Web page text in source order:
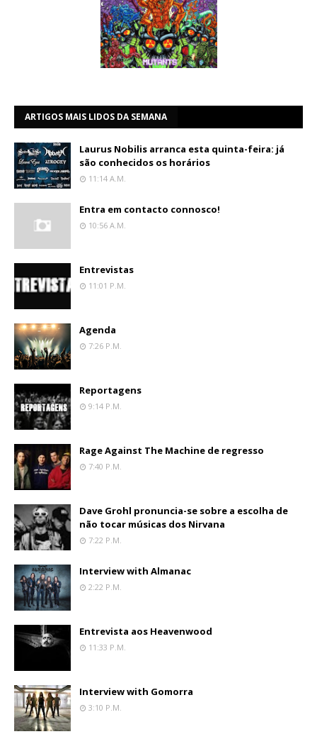
ARTIGOS MAIS LIDOS DA SEMANA
Laurus Nobilis arranca esta quinta-feira: já
são conhecidos os horários
11:14 A.m.
Entra em contacto connosco!
10:56 A.m.
Entrevistas
11:01 P.m.
Agenda
7:26 P.m.
Reportagens
9:14 P.m.
Rage Against The Machine de regresso
7:40 P.m.
Dave Grohl pronuncia-se sobre a escolha de
não tocar músicas dos Nirvana
7:22 P.m.
Interview with Almanac
2:22 P.m.
Entrevista aos Heavenwood
11:33 P.m.
Interview with Gomorra
3:10 P.m.